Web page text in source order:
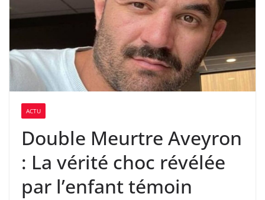
ACTU
Double Meurtre Aveyron
: La vérité choc révélée
par l’enfant témoin